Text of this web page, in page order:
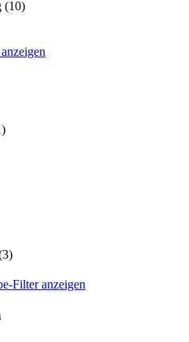
(10)
Filter anzeigen